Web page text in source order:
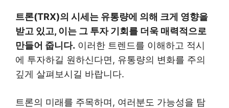
트론(TRX)의 시세는 유통량에 의해 크게 영향을
받고 있고, 이는 그 투자 기회를 더욱 매력적으로
만들어 줍니다. 이러한 트렌드를 이해하고 적시
에 투자하길 원하신다면, 유통량의 변화를 주의
깊게 살펴보시길 바랍니다.
트론의 미래를 주목하며, 여러분도 가능성을 탐